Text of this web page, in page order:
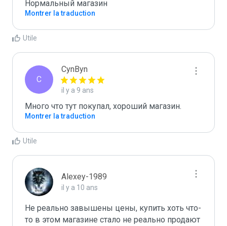
Нормальный магазин
Montrer la traduction
Utile
C
CynByn
il y a 9 ans
Много что тут покупал, хороший магазин.
Montrer la traduction
Utile
Alexey-1989
il y a 10 ans
Не реально завышены цены, купить хоть что-
то в этом магазине стало не реально продают